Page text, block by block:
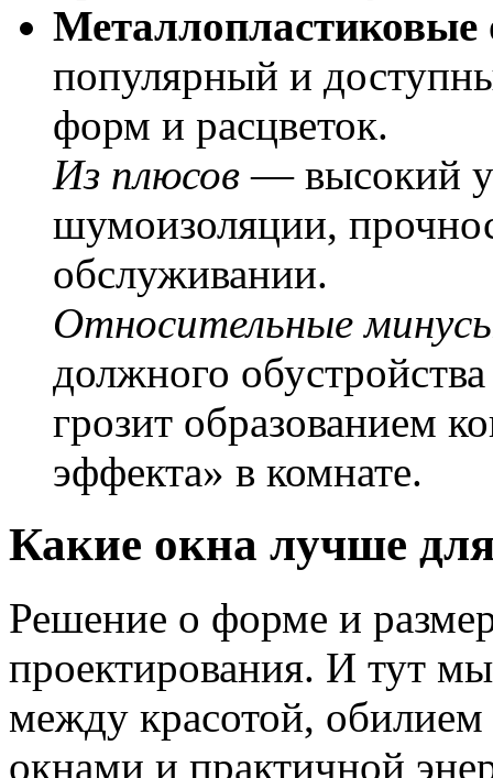
Металлопластиковые
популярный и
форм и расцветок.
Из плюсов — высокий
шумоизоляции,
обслуживании.
Относительные
должного
грозит образованием
эффекта» в комнате.
Какие окна лучше
Решение о форме и
проектирования. И тут
между красотой,
окнами и практичной